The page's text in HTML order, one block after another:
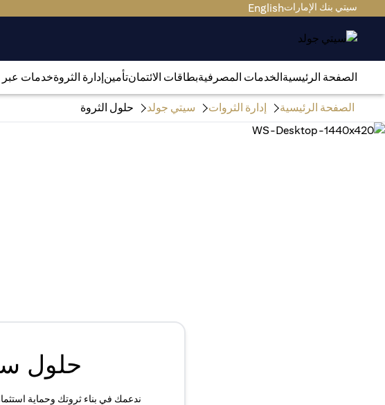
سيتي بنك الإماراتEnglish
الصفحة الرئيسيةالخدمات المصرفيةبطاقات الائتمانتأمينإدارة الثروةخدمات عبر
الصفحة الرئيسية إدارة الثروات سيتي جولد حلول الثروة
حلول
ندعمك في بناء ثروتك وحماية